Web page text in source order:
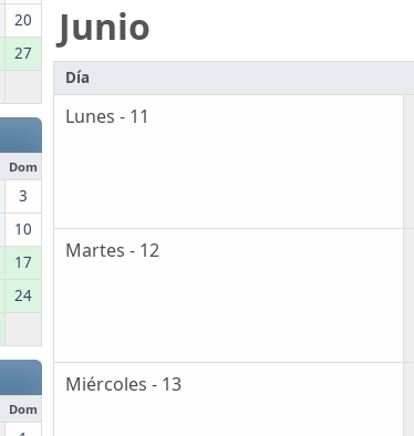
20
27
Dom
3
10
17
24
Dom
Junio
Día
Lunes - 11
Martes - 12
Miércoles - 13